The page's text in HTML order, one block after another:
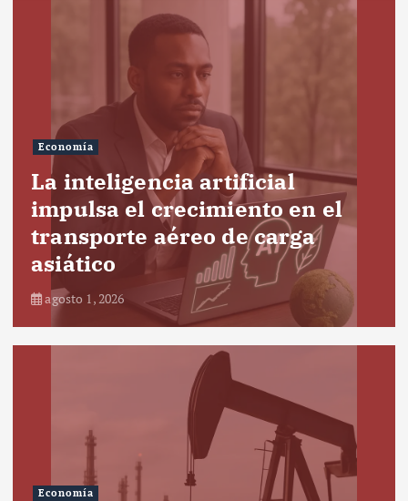
Economía
La inteligencia artificial
impulsa el crecimiento en el
transporte aéreo de carga
asiático
agosto 1, 2026
Economía